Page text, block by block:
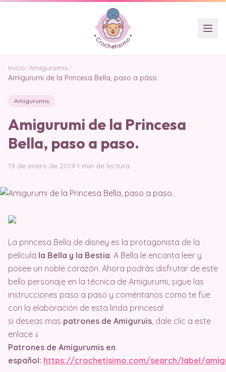
Inicio/Amigurumis/
Amigurumi de la Princesa Bella, paso a paso.
Amigurumis
Amigurumi de la Princesa
Bella, paso a paso.
19 de enero de 2019·1 min de lectura
La princesa Bella de disney es la protagonista de la
película la Bella y la Bestia. A Bella le encanta leer y
posee un noble corazón. Ahora podrás disfrutar de este
bello personaje en la técnica de Amigurumi, sigue las
instrucciones paso a paso y coméntanos como te fue
con la elaboración de esta linda princesa!
si deseas mas patrones de Amiguruis, dale clic a este
enlace ↓
Patrones de Amigurumis en
español: https://crochetisimo.com/search/label/